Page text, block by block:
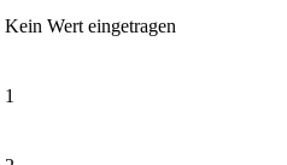
Kein Wert eingetragen
1